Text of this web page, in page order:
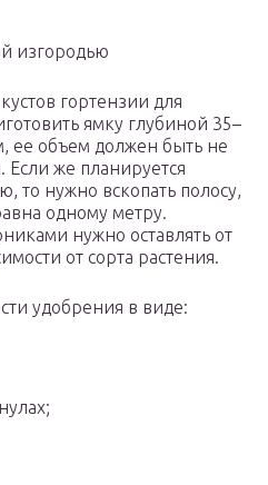
изгородью
гортензии для
ямку глубиной 35–
ее объем должен быть не
же планируется
то нужно вскопать полосу,
одному метру.
нужно оставлять от
от сорта растения.
удобрения в виде: